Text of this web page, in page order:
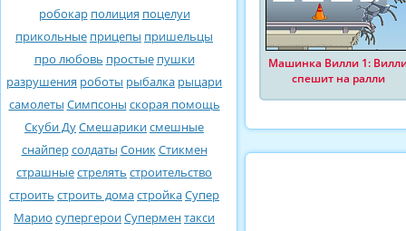
робокар полиция поцелуи
прикольные прицепы пришельцы
про любовь простые пушки
разрушения роботы рыбалка рыцари
самолеты Симпсоны скорая помощь
Скуби ДуСмешарикисмешные
снайперсолдаты СоникСтикмен
страшныестрелять строительство
строить строить домастройкаСупер
Марио супергероиСуперментакси
Машинка Вилли 1:
спешит на ралли